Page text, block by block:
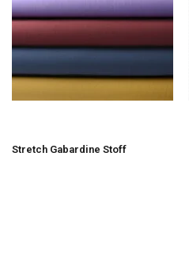
Stretch Gabardine Stoff